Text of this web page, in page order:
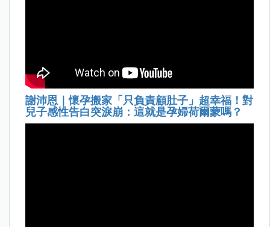
謝沛恩｜懷孕搬家「只負責顧肚子」超幸福！對
兒子感性告白突淚崩：這就是孕婦荷爾蒙嗎？